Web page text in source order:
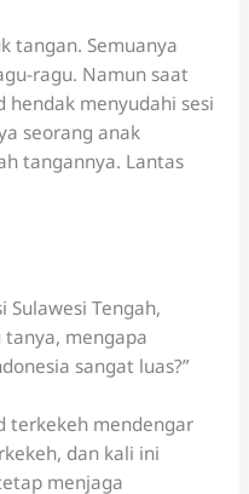
tangan. Semuanya
ragu. Namun saat
hendak menyudahi sesi
seorang anak
tangannya. Lantas
Sulawesi Tengah,
tanya, mengapa
sangat luas?”
terkekeh mendengar
dan kali ini
menjaga